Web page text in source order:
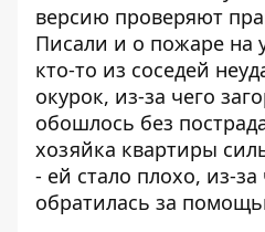
версию проверяют
Писали и о пожаре на
кто-то из соседей
окурок, из-за чего
обошлось без
хозяйка квартиры
- ей стало плохо, из-за
обратилась за